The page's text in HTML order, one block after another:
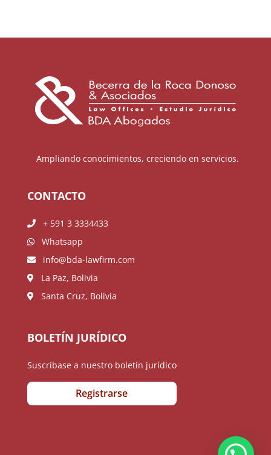
Ampliando conocimientos, creciendo en servicios.
CONTACTO
+ 591 3 3334433
Whatsapp
info@bda-lawfirm.com
La Paz, Bolivia
Santa Cruz, Bolivia
BOLETÍN JURÍDICO
Suscríbase a nuestro boletín jurídico
Registrarse